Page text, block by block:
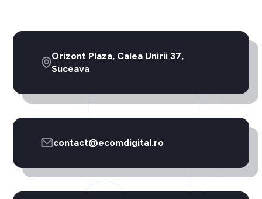
Orizont Plaza, Calea Unirii 37,
Suceava
contact@ecomdigital.ro